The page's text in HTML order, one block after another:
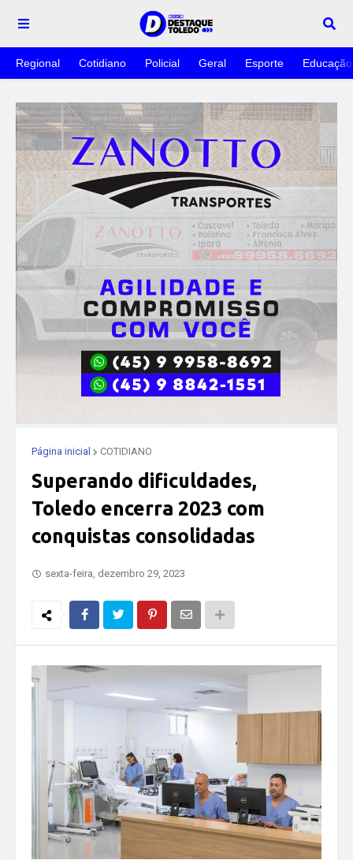
Regional Cotidiano Policial Geral Esporte Educação
Página inicial COTIDIANO
Superando dificuldades,
Toledo encerra 2023 com
conquistas consolidadas
sexta-feira, dezembro 29, 2023